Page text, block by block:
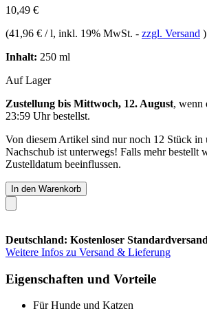
10,49 €
(41,96 € / l, inkl. 19% MwSt. - zzgl. Versand )
Inhalt: 250 ml
Auf Lager
Zustellung bis Mittwoch, 12. August, wenn
23:59 Uhrbestellst.
Von diesem Artikel sind nur noch 12 Stück in
Nachschub ist unterwegs! Falls mehr bestellt
Zustelldatum beeinflussen.
In den Warenkorb
Deutschland: Kostenloser Standardversand
Weitere Infos zu Versand & Lieferung
Eigenschaften und Vorteile
Für Hunde und Katzen